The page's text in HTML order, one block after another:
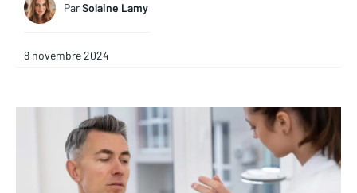
ParSolaine Lamy
8 novembre 2024